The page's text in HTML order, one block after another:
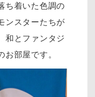
ち着いた色調の
ンスターたちが
和とファンタジ
部屋です。